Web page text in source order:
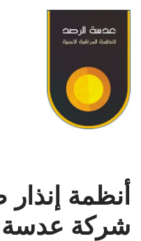
تخطى
المحتوى
أنظمة
شركة عدسة